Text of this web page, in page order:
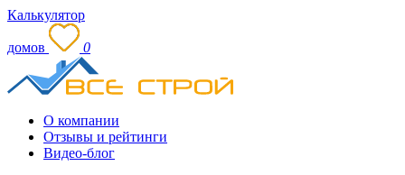
Калькулятор
домов 0
О компании
Отзывы и рейтинги
Видео-блог